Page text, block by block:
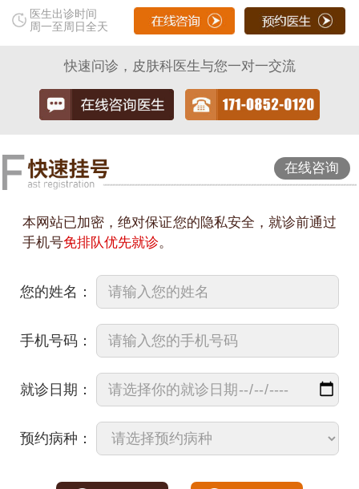
医生出诊时间
周一至周日全天
快速问诊，皮肤科医生与您一对一交流
在线咨询
本网站已加密，绝对保证您的隐私安全，就诊前通过
手机号免排队优先就诊。
您的姓名：
手机号码：
就诊日期：
预约病种：